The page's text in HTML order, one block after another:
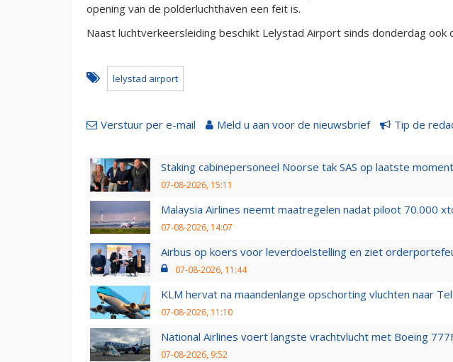
opening van de polderluchthaven een feit is.
Naast luchtverkeersleiding beschikt Lelystad Airport sinds donderdag ook
lelystad airport
Verstuur per e-mail Meld u aan voor de nieuwsbrief Tip de
Staking cabinepersoneel Noorse tak SAS op laatste
07-08-2026, 15:11
Malaysia Airlines neemt maatregelen nadat piloot 70.000
07-08-2026, 14:07
Airbus op koers voor leverdoelstelling en ziet
07-08-2026, 11:44
KLM hervat na maandenlange opschorting vluchten naar
07-08-2026, 11:10
National Airlines voert langste vrachtvlucht met Boeing
07-08-2026, 9:52